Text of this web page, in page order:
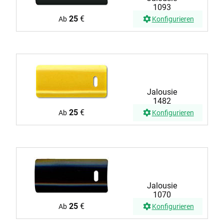
1093
Ab 25€ Konfigurieren
Jalousie
1482
Ab 25€ Konfigurieren
Jalousie
1070
Ab 25€ Konfigurieren